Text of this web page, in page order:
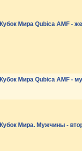
Кубок Мира Qubica AMF -
Кубок Мира Qubica AMF -
Кубок Мира. Мужчины -